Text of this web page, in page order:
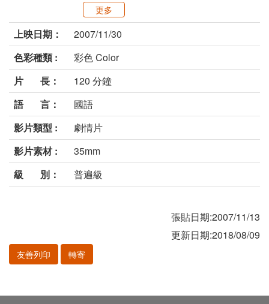
更多
上映日期：
2007/11/30
色彩種類 :
彩色 Color
片 長：
120 分鐘
語 言：
國語
影片類型 :
劇情片
影片素材 :
35mm
級 別：
普遍級
張貼日期:2007/11/13
更新日期:2018/08/09
友善列印 轉寄